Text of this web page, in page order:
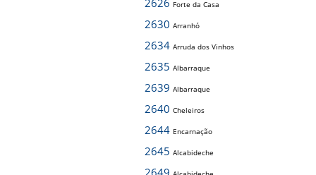
2626 Forte da Casa
2630 Arranhó
2634 Arruda dos Vinhos
2635 Albarraque
2639 Albarraque
2640 Cheleiros
2644 Encarnação
2645 Alcabideche
2649